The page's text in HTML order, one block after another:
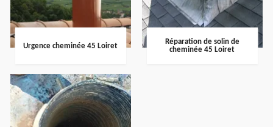
Urgence cheminée 45 Loiret
Réparation de solin de
cheminée 45 Loiret